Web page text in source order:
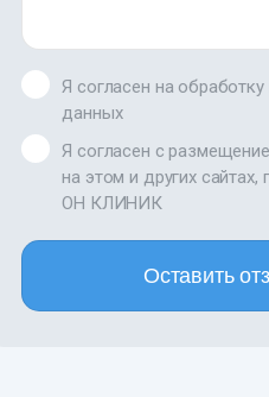
Я согласен на
данных
Я согласен с
на этом и других сайтах,
ОН КЛИНИК
Оставить